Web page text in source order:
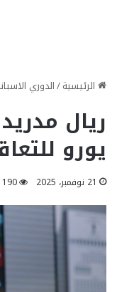
الرئيسية/الدوري
يورو
21 نوفمبر، 2025 190